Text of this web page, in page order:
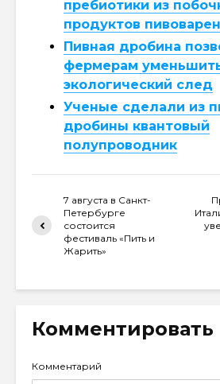
пребиотики из
продуктов
Пивная дробина
фермерам
экологический след
Ученые сделали из
дробины квантовый
полупроводник
7 августа в Санкт-
Петербурге
состоится
фестиваль «Пить и
Жарить»
Комментировать
Комментарий